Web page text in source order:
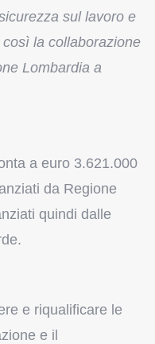
sul lavoro e
la collaborazione
Lombardia a
a euro 3.621.000
da Regione
quindi dalle
e riqualificare le
e il